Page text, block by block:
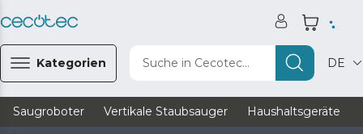
Kategorien Suche in Cecotec... DE
Saugroboter Vertikale Staubsauger Haushaltsgeräte